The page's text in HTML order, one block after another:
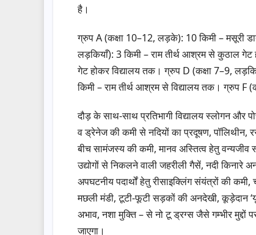
है।
ग्रुप A (कक्षा 10–12, लड़के): 10 किमी – मसूरी
लड़कियाँ): 3 किमी – राम तीर्थ आश्रम से कुठाल
गेट होकर विद्यालय तक। ग्रुप D (कक्षा 7–9,
किमी – राम तीर्थ आश्रम से विद्यालय तक। ग्रुप F
दौड़ के साथ-साथ प्रतिभागी विद्यालय स्लोगन और
व ड्रेनेज की कमी से नदियों का प्रदूषण, पॉलिथीन,
बीच सामंजस्य की कमी, मानव अस्तित्व हेतु वन्यजीव
उद्योगों से निकलने वाली जहरीली गैसें, नदी किनारे
अपघटनीय पदार्थों हेतु रीसाइक्लिंग संयंत्रों की
मछली मंडी, टूटी-फूटी सड़कों की अनदेखी, कूड़ेदान
अभाव, नशा मुक्ति – से नो टू ड्रग्स जैसे गम्भीर
जाएगा।